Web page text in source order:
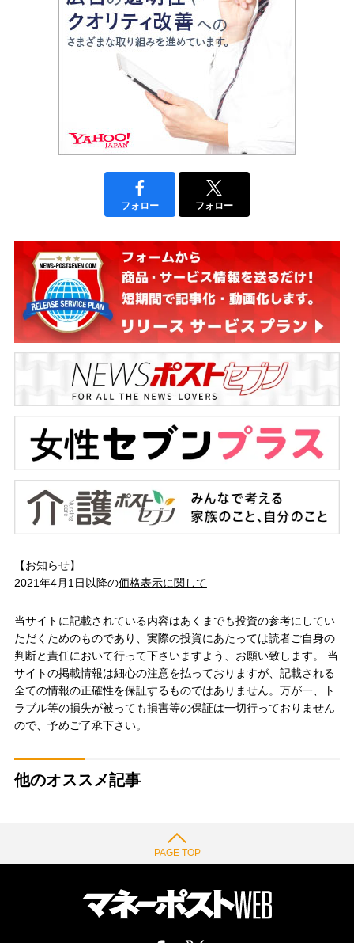
フォロー フォロー
【お知らせ】
2021年4月1日以降の価格表示に関して
当サイトに記載されている内容はあくまでも投資の参考にしてい
ただくためのものであり、実際の投資にあたっては読者ご自身の
判断と責任において行って下さいますよう、お願い致します。 当
サイトの掲載情報は細心の注意を払っておりますが、記載される
全ての情報の正確性を保証するものではありません。万が一、ト
ラブル等の損失が被っても損害等の保証は一切行っておりません
ので、予めご了承下さい。
他のオススメ記事
PAGE TOP